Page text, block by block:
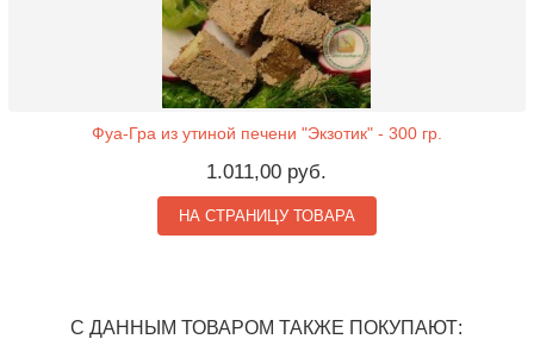
Фуа-Гра из утиной печени "Экзотик" - 300 гр.
1.011,00 руб.
НА СТРАНИЦУ ТОВАРА
С ДАННЫМ ТОВАРОМ ТАКЖЕ ПОКУПАЮТ: